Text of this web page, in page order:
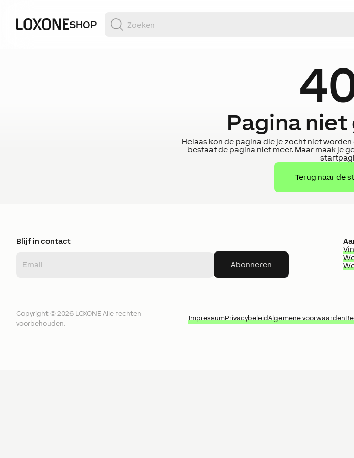
SHOP
Pagina
Helaas kon de pagina die je zocht niet
bestaat de pagina niet meer. Maar maak je
Terug naar de
Blijf in contact
Abonneren
Copyright © 2026 LOXONE Alle rechten
voorbehouden.
ImpressumPrivacybeleidAlgemene voorwaarden